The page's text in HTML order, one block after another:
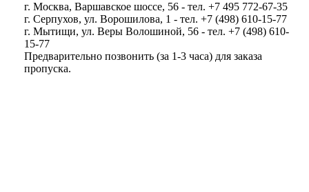
г. Москва, Варшавское шоссе, 56 - тел. +7 495 772-67-35
г. Серпухов, ул. Ворошилова, 1 - тел. +7 (498) 610-15-77
г. Мытищи, ул. Веры Волошиной, 56 - тел. +7 (498) 610-
15-77
Предварительно позвонить (за 1-3 часа) для заказа
пропуска.